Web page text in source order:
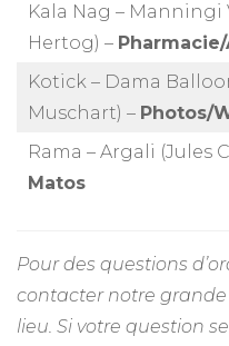
Kala Nag – Manningi
Hertog) –
Kotick – Dama
Muschart) – Photos/
Rama – Argali (Jules
Matos
Pour des questions
contacter notre
lieu. Si votre question